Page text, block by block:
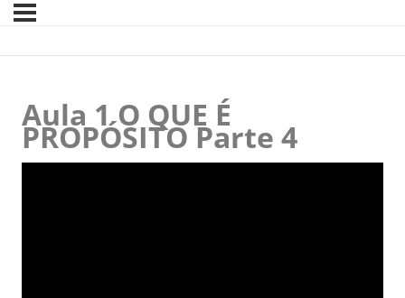
Aula 1 O QUE É
PROPÓSITO Parte 4